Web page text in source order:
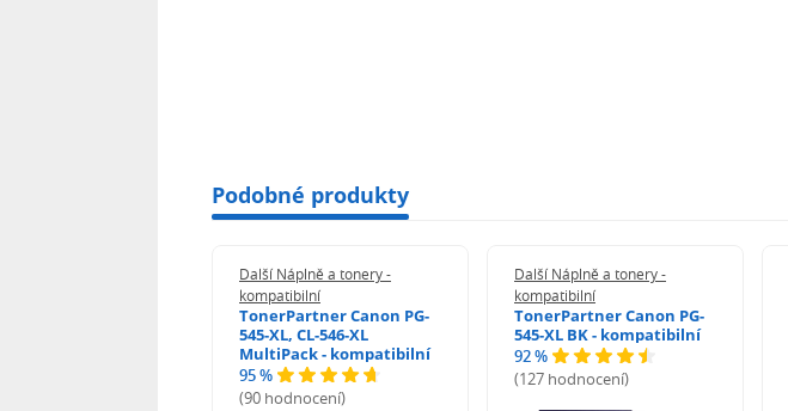
Podobné produkty
Další Náplně a tonery -
kompatibilní
TonerPartner Canon PG-
545-XL, CL-546-XL
MultiPack - kompatibilní
95 %
(90 hodnocení)
Další Náplně a tonery -
kompatibilní
TonerPartner Canon PG-
545-XL BK - kompatibilní
92 %
(127 hodnocení)